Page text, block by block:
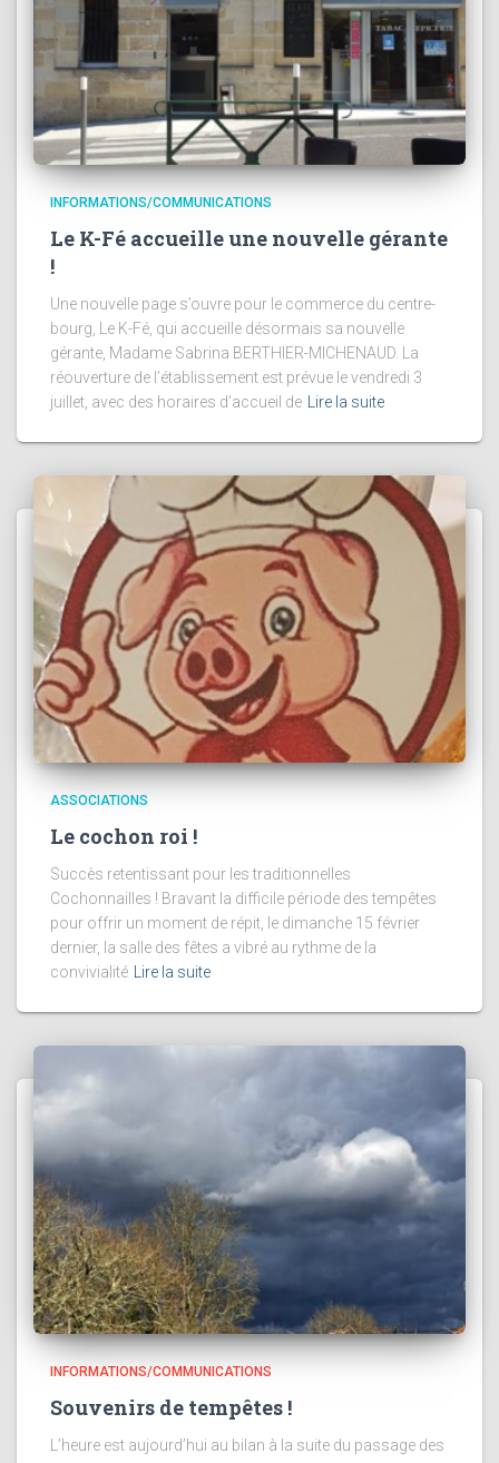
INFORMATIONS/COMMUNICATIONS
Le K-Fé accueille une nouvelle gérante
!
Une nouvelle page s’ouvre pour le commerce du centre-
bourg, Le K-Fé, qui accueille désormais sa nouvelle
gérante, Madame Sabrina BERTHIER-MICHENAUD. La
réouverture de l’établissement est prévue le vendredi 3
juillet, avec des horaires d’accueil de
Lire la suite
ASSOCIATIONS
Le cochon roi !
Succès retentissant pour les traditionnelles
Cochonnailles ! Bravant la difficile période des tempêtes
pour offrir un moment de répit, le dimanche 15 février
dernier, la salle des fêtes a vibré au rythme de la
convivialité Lire la suite
INFORMATIONS/COMMUNICATIONS
Souvenirs de tempêtes !
L’heure est aujourd’hui au bilan à la suite du passage des